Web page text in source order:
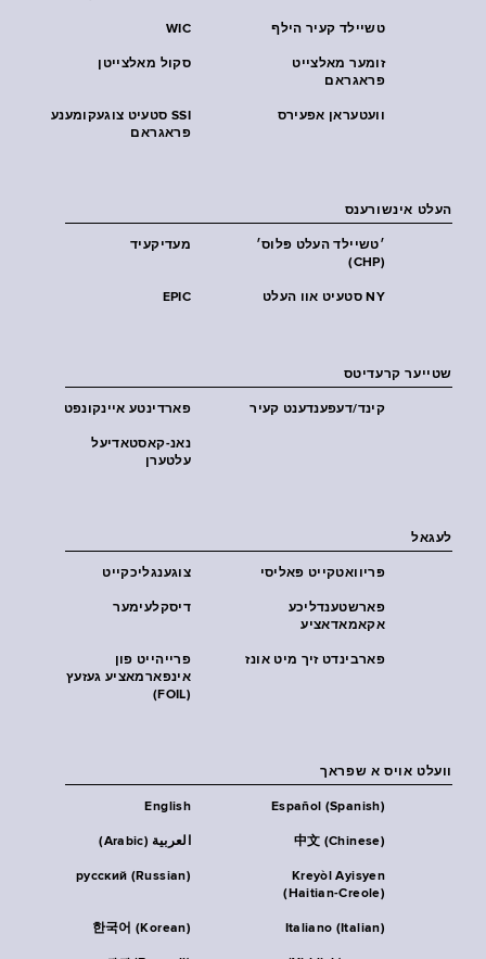
WIC טשיילד קעיר הילף
סקול מאלצייטן
זומער מאלצייט
פראגראם
SSI סטעיט צוגעקומענע
פראגראם
וועטעראן אפעירס
העלט אינשורענס
מעדיקעיד
׳טשיילד העלט פּלוס׳
(CHP)
EPIC NY סטעיט אוו העלט
שטייער קרעדיטס
פארדינטע איינקונפט קינד/דעפענדענט קעיר
נאנ-קאסטאדיעל
עלטערן
לעגאל
צוגענגליכקייט פּריוואטקייט פּאליסי
דיסקלעימער
פארשטענדליכע
אקאמאדאציע
פרייהייט פון
אינפארמאציע געזעץ
(FOIL)
פארבינדט זיך מיט אונז
וועלט אויס א שפראך
English Español (Spanish)
العربية (Arabic) 中文 (Chinese)
русский (Russian)
Kreyòl Ayisyen
(Haitian-Creole)
한국어 (Korean) Italiano (Italian)